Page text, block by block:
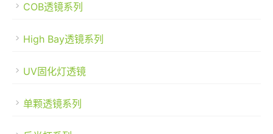
COB透镜系列
High Bay透镜系列
UV固化灯透镜
单颗透镜系列